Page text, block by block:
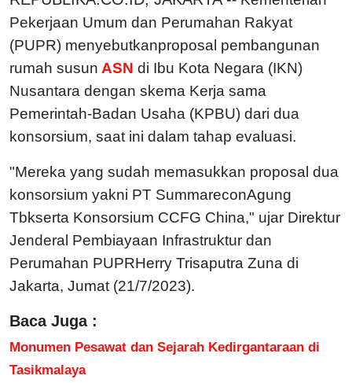
Pekerjaan Umum dan Perumahan Rakyat
(PUPR) menyebutkanproposal pembangunan
rumah susun ASN di Ibu Kota Negara (IKN)
Nusantara dengan skema Kerja sama
Pemerintah-Badan Usaha (KPBU) dari dua
konsorsium, saat ini dalam tahap evaluasi.
"Mereka yang sudah memasukkan proposal dua
konsorsium yakni PT SummareconAgung
Tbkserta Konsorsium CCFG China," ujar Direktur
Jenderal Pembiayaan Infrastruktur dan
Perumahan PUPRHerry Trisaputra Zuna di
Jakarta, Jumat (21/7/2023).
Baca Juga :
Monumen Pesawat dan Sejarah Kedirgantaraan di
Tasikmalaya